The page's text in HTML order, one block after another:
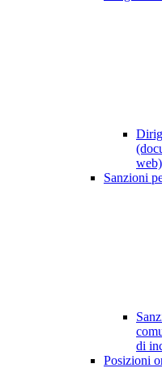
web)
Sanzioni
di
Posizioni